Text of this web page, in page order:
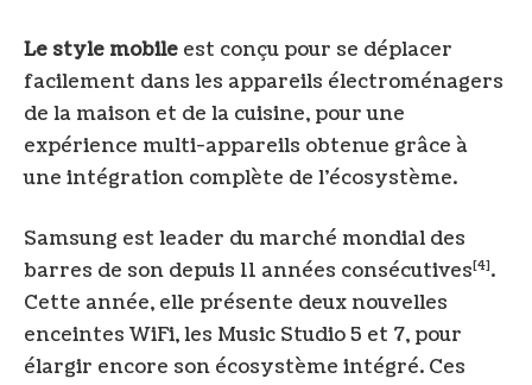
Le style mobile est conçu pour se déplacer
facilement dans les appareils électroménagers
de la maison et de la cuisine, pour une
expérience multi-appareils obtenue grâce à
une intégration complète de l’écosystème.
Samsung est leader du marché mondial des
barres de son depuis 11 années consécutives[4].
Cette année, elle présente deux nouvelles
enceintes WiFi, les Music Studio 5 et 7, pour
élargir encore son écosystème intégré. Ces